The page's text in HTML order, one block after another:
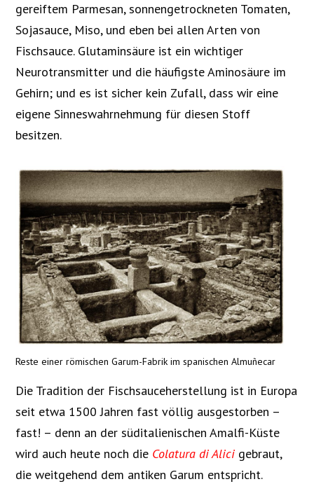
gereiftem Parmesan, sonnengetrockneten Tomaten,
Sojasauce, Miso, und eben bei allen Arten von
Fischsauce. Glutaminsäure ist ein wichtiger
Neurotransmitter und die häufigste Aminosäure im
Gehirn; und es ist sicher kein Zufall, dass wir eine
eigene Sinneswahrnehmung für diesen Stoff
besitzen.
Reste einer römischen Garum-Fabrik im spanischen Almuñecar
Die Tradition der Fischsauceherstellung ist in Europa
seit etwa 1500 Jahren fast völlig ausgestorben –
fast! – denn an der süditalienischen Amalfi-Küste
wird auch heute noch die Colatura di Alici gebraut,
die weitgehend dem antiken Garum entspricht.